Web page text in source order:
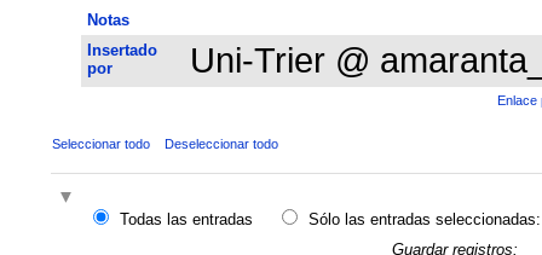
Notas
Insertado
por
Uni-Trier @
Enlace
Seleccionar todo Deseleccionar todo
Todas las entradas
Sólo las entradas seleccionadas:
Guardar registros: